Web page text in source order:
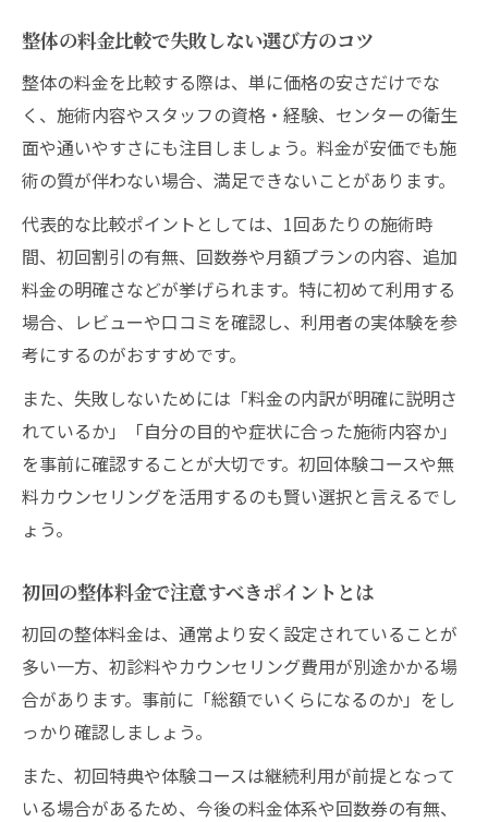
整体の料金比較で失敗しない選び方のコツ
整体の料金を比較する際は、単に価格の安さだけでな
く、施術内容やスタッフの資格・経験、センターの衛生
面や通いやすさにも注目しましょう。料金が安価でも施
術の質が伴わない場合、満足できないことがあります。
代表的な比較ポイントとしては、1回あたりの施術時
間、初回割引の有無、回数券や月額プランの内容、追加
料金の明確さなどが挙げられます。特に初めて利用する
場合、レビューや口コミを確認し、利用者の実体験を参
考にするのがおすすめです。
また、失敗しないためには「料金の内訳が明確に説明さ
れているか」「自分の目的や症状に合った施術内容か」
を事前に確認することが大切です。初回体験コースや無
料カウンセリングを活用するのも賢い選択と言えるでし
ょう。
初回の整体料金で注意すべきポイントとは
初回の整体料金は、通常より安く設定されていることが
多い一方、初診料やカウンセリング費用が別途かかる場
合があります。事前に「総額でいくらになるのか」をし
っかり確認しましょう。
また、初回特典や体験コースは継続利用が前提となって
いる場合があるため、今後の料金体系や回数券の有無、